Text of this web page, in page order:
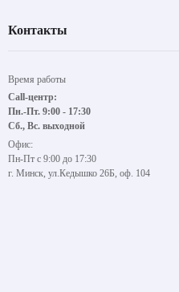
Контакты
Время работы
Call-центр:
Пн.-Пт. 9:00 - 17:30
Сб., Вс. выходной
Офис:
Пн-Пт с 9:00 до 17:30
г. Минск, ул.Кедышко 26Б, оф. 104